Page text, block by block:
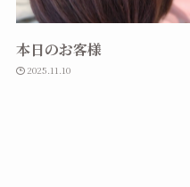
本日のお客様
2025.11.10